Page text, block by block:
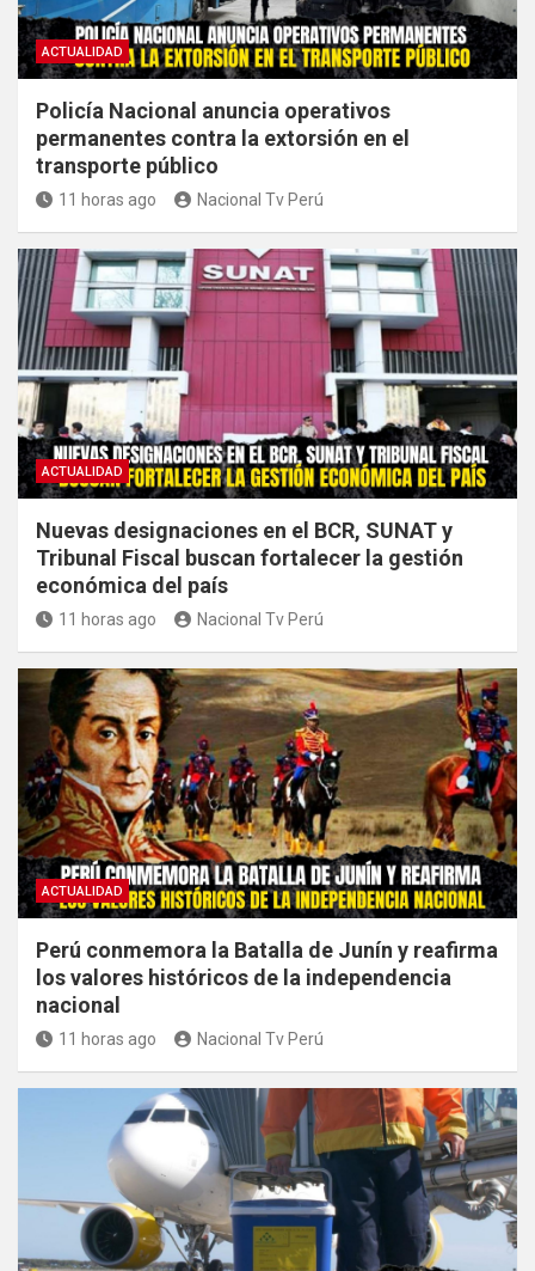
ACTUALIDAD
Policía Nacional anuncia operativos
permanentes contra la extorsión en el
transporte público
11 horas ago Nacional Tv Perú
ACTUALIDAD
Nuevas designaciones en el BCR, SUNAT y
Tribunal Fiscal buscan fortalecer la gestión
económica del país
11 horas ago Nacional Tv Perú
ACTUALIDAD
Perú conmemora la Batalla de Junín y reafirma
los valores históricos de la independencia
nacional
11 horas ago Nacional Tv Perú